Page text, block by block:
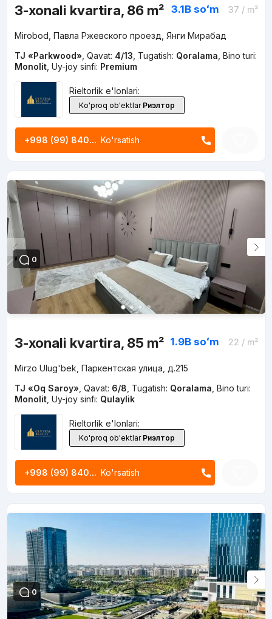
3-xonali kvartira, 86 m² 3.1B soʻm 37 / m²
Mirobod, Павла Ржевского проезд, Янги Мирабад
TJ «Parkwood» Qavat: 4/13 Tugatish: Qoralama Bino turi:
Monolit, Uy-joy sinfi: Premium
Rieltorlik e'lonlari:
Ko'proq ob'ektlar Риэлтор
+998 (99) 840... Ko'rsatish
0
3-xonali kvartira, 85 m² 1.9B soʻm 22 / m²
Mirzo Ulug'bek, Паркентская улица, д.215
TJ «Oq Saroy» Qavat: 6/8 Tugatish: Qoralama Bino turi:
Monolit, Uy-joy sinfi: Qulaylik
Rieltorlik e'lonlari:
Ko'proq ob'ektlar Риэлтор
+998 (99) 840... Ko'rsatish
0